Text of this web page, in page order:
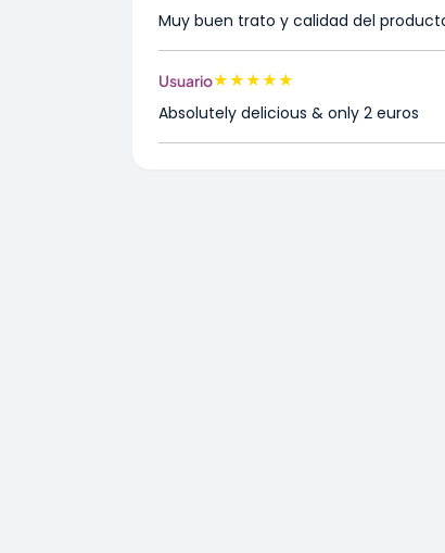
Muy buen trato y calidad del
Usuario★★★★★
Absolutely delicious & only 2 euros